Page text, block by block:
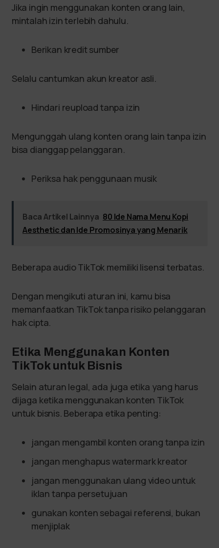
Jika ingin menggunakan konten orang lain,
mintalah izin terlebih dahulu.
Berikan kredit sumber
Selalu cantumkan akun kreator asli.
Hindari reupload tanpa izin
Mengunggah ulang konten orang lain tanpa izin
bisa dianggap pelanggaran.
Periksa hak penggunaan musik
Baca Artikel Lainnya 80 Ide Nama Menu Kopi
Aesthetic dan Ide Promosinya yang Menarik
Beberapa audio TikTok memiliki lisensi terbatas.
Dengan mengikuti aturan ini, kamu bisa
memanfaatkan TikTok tanpa risiko pelanggaran
hak cipta.
Etika Menggunakan Konten
TikTok untuk Bisnis
Selain aturan legal, ada juga etika yang harus
dijaga ketika menggunakan konten TikTok
untuk bisnis. Beberapa etika penting:
jangan mengambil konten orang tanpa izin
jangan menghapus watermark kreator
jangan menggunakan ulang video untuk
iklan tanpa persetujuan
gunakan konten sebagai referensi, bukan
menjiplak